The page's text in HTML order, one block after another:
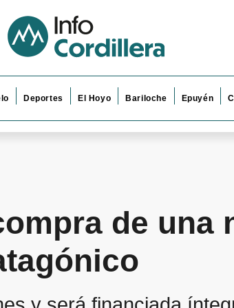
Deportes El Hoyo Bariloche Epuyén
de una